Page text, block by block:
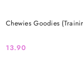
Chewies Goodies
Cena:
13.90